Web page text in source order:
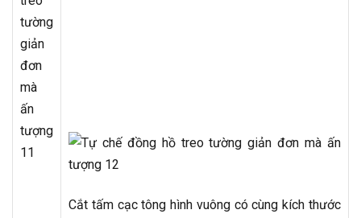
Cắt tấm cạc tông hình vuông có cùng kích thước